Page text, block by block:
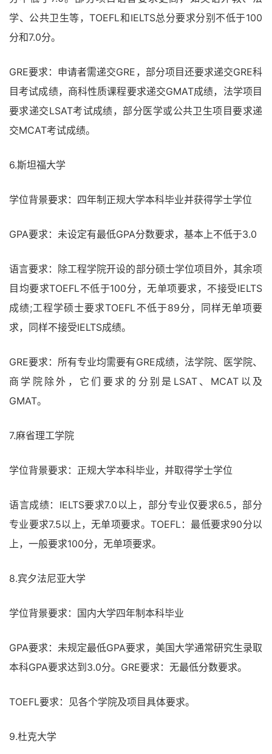
学、公共卫生等，TOEFL和IELTS总分要求分别不低于100
分和7.0分。
GRE要求：申请者需递交GRE，部分项目还要求递交GRE科
目考试成绩，商科性质课程要求递交GMAT成绩，法学项目
要求递交LSAT考试成绩，部分医学或公共卫生项目要求递
交MCAT考试成绩。
6.斯坦福大学
学位背景要求：四年制正规大学本科毕业并获得学士学位
GPA要求：未设定有最低GPA分数要求，基本上不低于3.0
语言要求：除工程学院开设的部分硕士学位项目外，其余项
目均要求TOEFL不低于100分，无单项要求，不接受IELTS
成绩;工程学硕士要求TOEFL不低于89分，同样无单项要
求，同样不接受IELTS成绩。
GRE要求：所有专业均需要有GRE成绩，法学院、医学院、
商学院除外，它们要求的分别是LSAT、MCAT以及
GMAT。
7.麻省理工学院
学位背景要求：正规大学本科毕业，并取得学士学位
语言成绩：IELTS要求7.0以上，部分专业仅要求6.5，部分
专业要求7.5以上，无单项要求。TOEFL：最低要求90分以
上，一般要求100分，无单项要求。
8.宾夕法尼亚大学
学位背景要求：国内大学四年制本科毕业
GPA要求：未规定最低GPA要求，美国大学通常研究生录取
本科GPA要求达到3.0分。GRE要求：无最低分数要求。
TOEFL要求：见各个学院及项目具体要求。
9.杜克大学